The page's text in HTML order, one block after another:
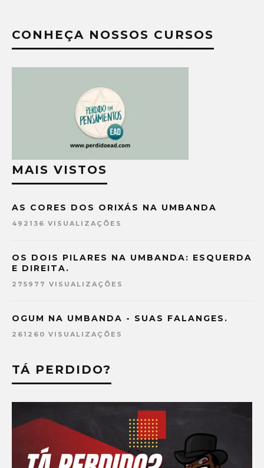
CONHEÇA NOSSOS CURSOS
MAIS VISTOS
AS CORES DOS ORIXÁS NA UMBANDA
492136 VISUALIZAÇÕES
OS DOIS PILARES NA UMBANDA: ESQUERDA
E DIREITA.
275977 VISUALIZAÇÕES
OGUM NA UMBANDA - SUAS FALANGES.
261260 VISUALIZAÇÕES
TÁ PERDIDO?